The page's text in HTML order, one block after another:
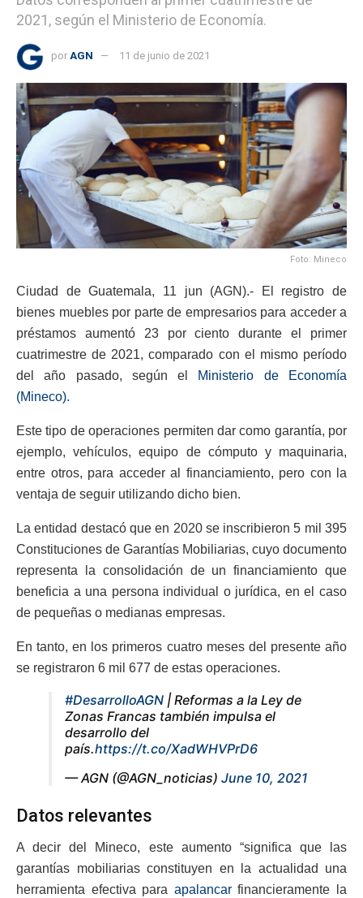
2021, según el Ministerio de Economía.
por AGN 11 de junio de 2021
Foto: Mineco
Ciudad de Guatemala, 11 jun (AGN).- El registro de
bienes muebles por parte de empresarios para acceder a
préstamos aumentó 23 por ciento durante el primer
cuatrimestre de 2021, comparado con el mismo período
del año pasado, según el Ministerio de Economía
(Mineco).
Este tipo de operaciones permiten dar como garantía, por
ejemplo, vehículos, equipo de cómputo y maquinaria,
entre otros, para acceder al financiamiento, pero con la
ventaja de seguir utilizando dicho bien.
La entidad destacó que en 2020 se inscribieron 5 mil 395
Constituciones de Garantías Mobiliarias, cuyo documento
representa la consolidación de un financiamiento que
beneficia a una persona individual o jurídica, en el caso
de pequeñas o medianas empresas.
En tanto, en los primeros cuatro meses del presente año
se registraron 6 mil 677 de estas operaciones.
#DesarrolloAGN | Reformas a la Ley de
Zonas Francas también impulsa el
desarrollo del
país.https://t.co/XadWHVPrD6
— AGN (@AGN_noticias) June 10, 2021
Datos relevantes
A decir del Mineco, este aumento “significa que las
garantías mobiliarias constituyen en la actualidad una
herramienta efectiva para apalancarfinancieramente la